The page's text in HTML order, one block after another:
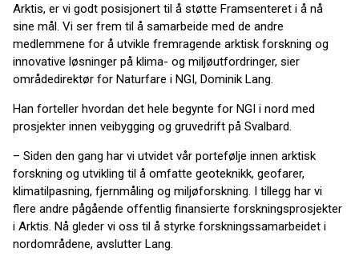
Arktis, er vi godt posisjonert til å støtte Framsenteret i å nå
sine mål. Vi ser frem til å samarbeide med de andre
medlemmene for å utvikle fremragende arktisk forskning og
innovative løsninger på klima- og miljøutfordringer, sier
områdedirektør for Naturfare i NGI, Dominik Lang.
Han forteller hvordan det hele begynte for NGI i nord med
prosjekter innen veibygging og gruvedrift på Svalbard.
– Siden den gang har vi utvidet vår portefølje innen arktisk
forskning og utvikling til å omfatte geoteknikk, geofarer,
klimatilpasning, fjernmåling og miljøforskning. I tillegg har vi
flere andre pågående offentlig finansierte forskningsprosjekter
i Arktis. Nå gleder vi oss til å styrke forskningssamarbeidet i
nordområdene, avslutter Lang.